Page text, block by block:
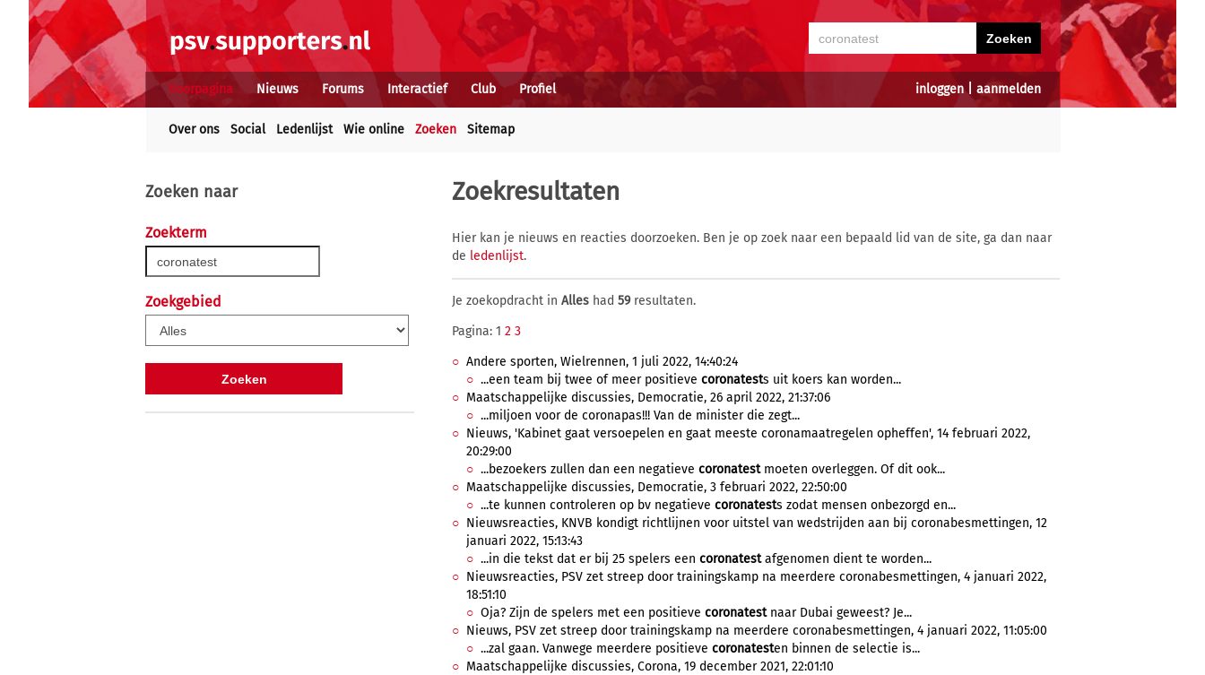
inloggen| aanmelden
Voorpagina Nieuws Forums Interactief Club Profiel
Over ons Social Ledenlijst Wie online Zoeken Sitemap
Zoeken naar
Zoekterm
Zoekgebied
Zoekresultaten
Hier kan je nieuws en reacties doorzoeken. Ben je op zoek naar een bepaald lid van de site, ga dan naar
de ledenlijst.
Je zoekopdracht in Alles had 59resultaten.
Pagina: 1 2 3
Andere sporten, Wielrennen, 1 juli 2022, 14:40:24
...een team bij twee of meer positieve coronatests uit koers kan worden...
Maatschappelijke discussies, Democratie, 26 april 2022, 21:37:06
...miljoen voor de coronapas!!! Van de minister die zegt...
Nieuws, 'Kabinet gaat versoepelen en gaat meeste coronamaatregelen opheffen', 14 februari 2022,
20:29:00
...bezoekers zullen dan een negatieve coronatestmoeten overleggen. Of dit ook...
Maatschappelijke discussies, Democratie, 3 februari 2022, 22:50:00
...te kunnen controleren op bv negatieve coronatests zodat mensen onbezorgd en...
Nieuwsreacties, KNVB kondigt richtlijnen voor uitstel van wedstrijden aan bij coronabesmettingen, 12
januari 2022, 15:13:43
...in die tekst dat er bij 25 spelers een coronatestafgenomen dient te worden...
Nieuwsreacties, PSV zet streep door trainingskamp na meerdere coronabesmettingen, 4 januari 2022,
18:51:10
Oja? Zijn de spelers met een positieve coronatestnaar Dubai geweest? Je...
Nieuws, PSV zet streep door trainingskamp na meerdere coronabesmettingen, 4 januari 2022, 11:05:00
...zal gaan. Vanwege meerdere positieve coronatesten binnen de selectie is...
Maatschappelijke discussies, Corona, 19 december 2021, 22:01:10